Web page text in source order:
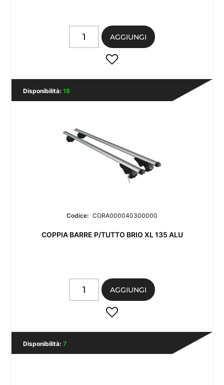
Quantità
AGGIUNGI
Disponibilità: 18
Codice: CORA000040300000
COPPIA BARRE P/TUTTO BRIO XL 135 ALU
Quantità
AGGIUNGI
Disponibilità: 7